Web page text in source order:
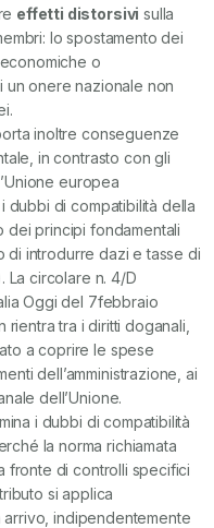
effetti distorsivi sulla
lo spostamento dei
o
un onere nazionale non
inoltre conseguenze
in contrasto con gli
europea
dubbi di compatibilità della
dei principi fondamentali
di introdurre dazi e tasse di
circolare n. 4/D
Oggi del 7febbraio
tra i diritti doganali,
a coprire le spese
dell’amministrazione, ai
dell’Unione.
i dubbi di compatibilità
la norma richiamata
fronte di controlli specifici
si applica
arrivo, indipendentemente